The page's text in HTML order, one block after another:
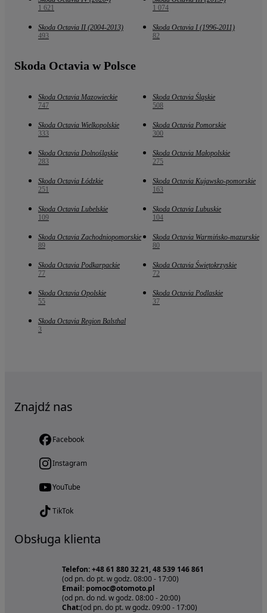
1 621
1 074
Skoda Octavia II (2004-2013)
493
Skoda Octavia I (1996-2011)
82
Skoda Octavia w Polsce
Skoda Octavia Mazowieckie
747
Skoda Octavia Śląskie
508
Skoda Octavia Wielkopolskie
333
Skoda Octavia Pomorskie
300
Skoda Octavia Dolnośląskie
283
Skoda Octavia Małopolskie
275
Skoda Octavia Łódzkie
251
Skoda Octavia Kujawsko-pomorskie
163
Skoda Octavia Lubelskie
109
Skoda Octavia Lubuskie
104
Skoda Octavia Zachodniopomorskie
89
Skoda Octavia Warmińsko-mazurskie
80
Skoda Octavia Podkarpackie
77
Skoda Octavia Świętokrzyskie
72
Skoda Octavia Opolskie
55
Skoda Octavia Podlaskie
37
Skoda Octavia Region Balsthal
3
Znajdź nas
Facebook
Instagram
YouTube
TikTok
Obsługa klienta
Telefon: +48 61 880 32 21, 48 539 146 861
(od pn. do pt. w godz. 08:00 - 17:00)
Email: pomoc@otomoto.pl
(od pn. do nd. w godz. 08:00 - 20:00)
Chat:(od pn. do pt. w godz. 09:00 - 17:00)